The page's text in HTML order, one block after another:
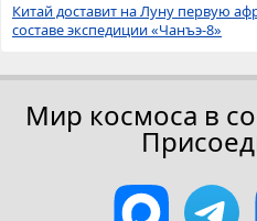
Китай доставит на Луну первую
составе экспедиции «Чанъэ-8»
Мир космоса в